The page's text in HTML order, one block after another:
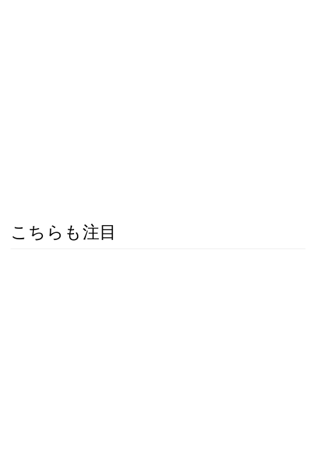
こちらも注目